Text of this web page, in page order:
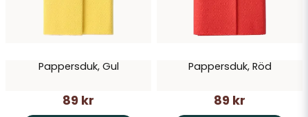
Pappersduk, Gul
89 kr
Pappersduk, Röd
89 kr